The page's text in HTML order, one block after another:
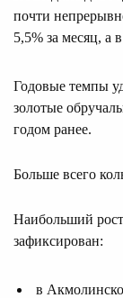
почти
5,5% за месяц, а
Годовые темпы
золотые
годом ранее.
Больше всего
Наибольший рост
зафиксирован:
в